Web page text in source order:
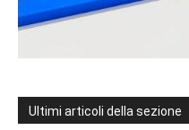
Ultimi articoli della sezione